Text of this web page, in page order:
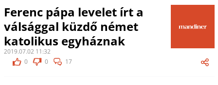
Ferenc pápa levelet írt a
válsággal küzdő német
katolikus egyháznak
2019.07.02 11:32
0
0 17